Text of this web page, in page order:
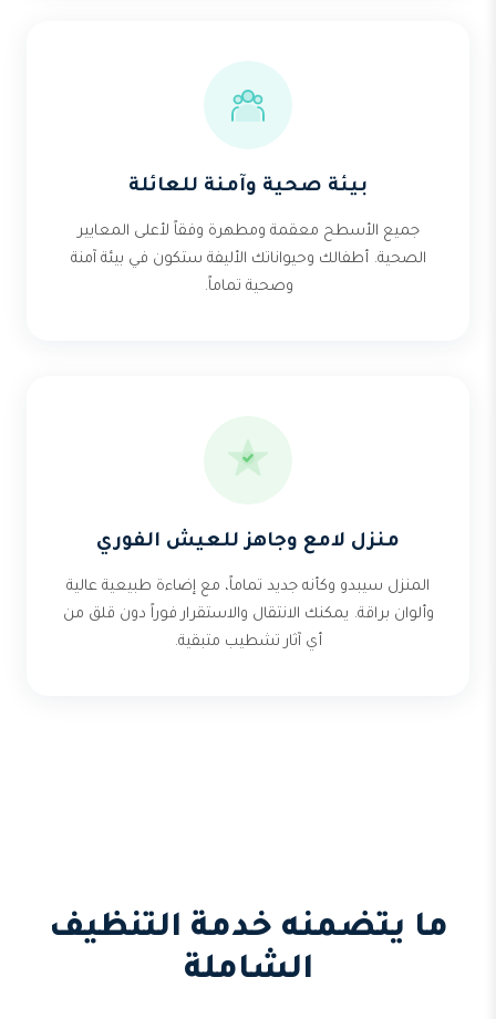
بيئة صحية وآمنة للعائلة
جميع الأسطح معقمة ومطهرة وفقاً لأعلى المعايير
الصحية. أطفالك وحيواناتك الأليفة ستكون في بيئة آمنة
وصحية تماماً.
منزل لامع وجاهز للعيش الفوري
المنزل سيبدو وكأنه جديد تماماً، مع إضاءة طبيعية عالية
وألوان براقة. يمكنك الانتقال والاستقرار فوراً دون قلق من
أي آثار تشطيب متبقية.
ما يتضمنه خدمة التنظيف
الشاملة